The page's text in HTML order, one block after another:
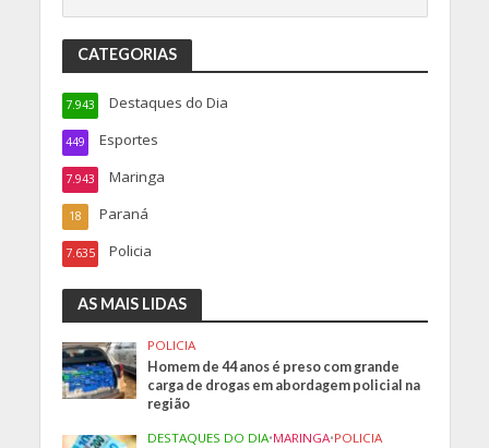
CATEGORIAS
Destaques do Dia
7.943
Esportes
449
Maringa
7.943
Paraná
18
Policia
7.635
AS MAIS LIDAS
POLICIA
Homem de 44 anos é preso com grande
carga de drogas em abordagem policial na
região
DESTAQUES DO DIA•MARINGA•POLICIA